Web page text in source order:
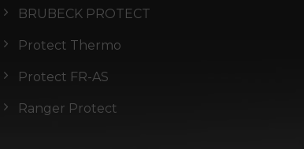
BRUBECK PROTECT
Protect Thermo
Protect FR-AS
Ranger Protect